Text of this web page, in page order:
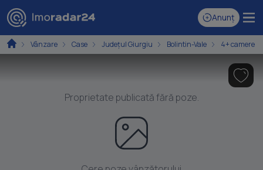
Anunț
Vânzare Case Județul Giurgiu Bolintin-Vale 4+ camere
Proprietate publicată fără poze.